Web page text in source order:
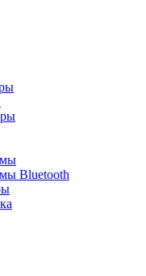
Bluetooth